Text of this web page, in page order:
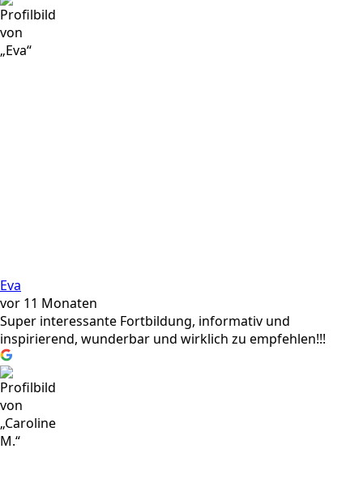
Eva
vor 11 Monaten
Super interessante Fortbildung, informativ und
inspirierend, wunderbar und wirklich zu empfehlen!!!